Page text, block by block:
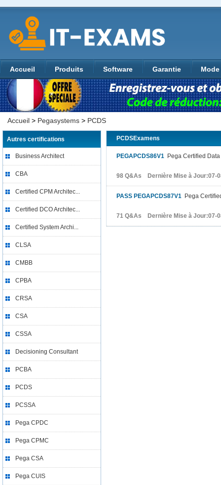
Accueil Produits Software Garantie
Accueil > Pegasystems > PCDS
Autres certifications
Business Architect
CBA
Certified CPM Architec...
Certified DCO Architec...
Certified System Archi...
CLSA
CMBB
CPBA
CRSA
CSA
CSSA
Decisioning Consultant
PCBA
PCDS
PCSSA
Pega CPDC
Pega CPMC
Pega CSA
Pega CUIS
PCDSExamens
PEGAPCDS86V1 Pega Certified
98 Q&As Dernière Mise à Jour:07-
PASS PEGAPCDS87V1 Pega
71 Q&As Dernière Mise à Jour:07-